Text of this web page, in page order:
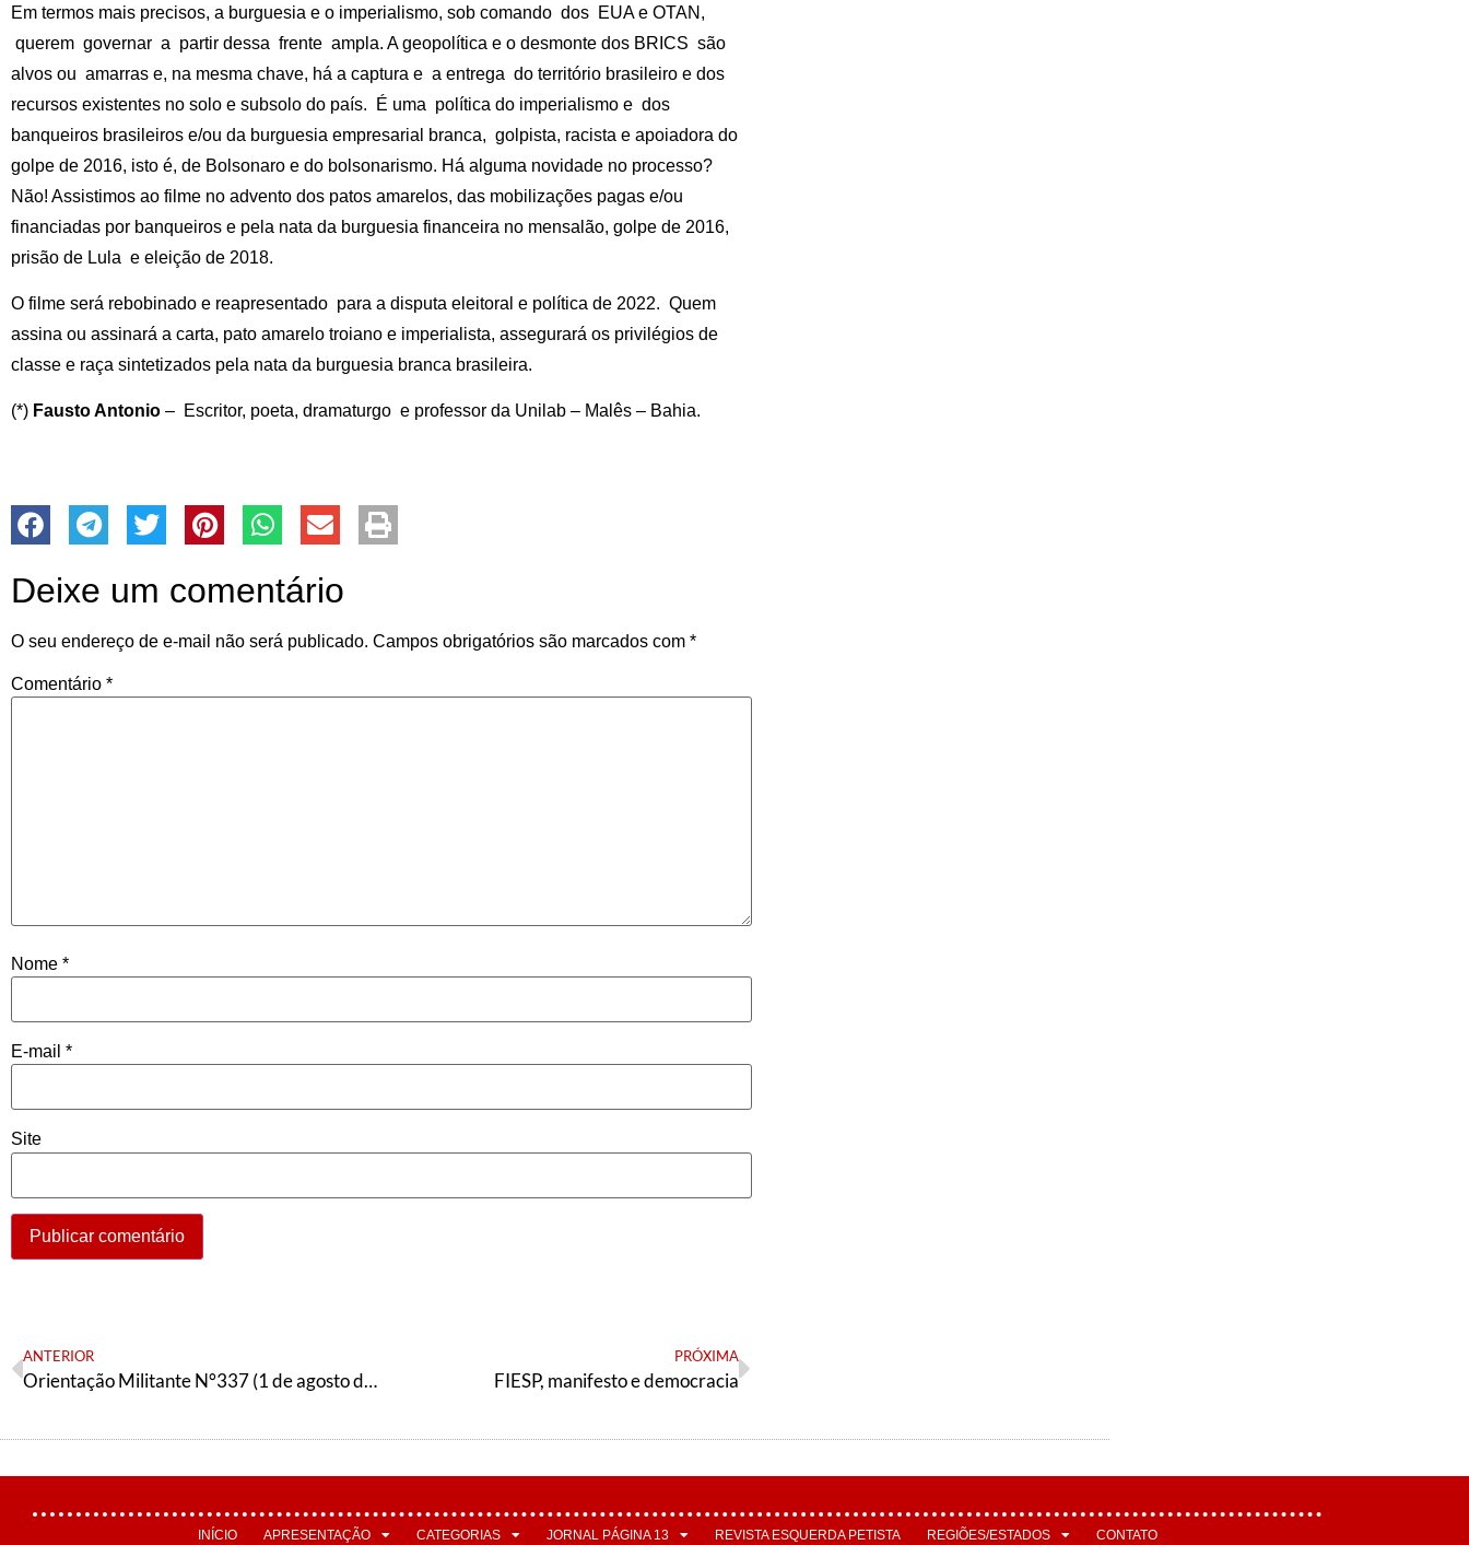
Em termos mais precisos, a burguesia e o imperialismo, sob comando dos EUA e OTAN,
querem governar a partir dessa frente ampla. A geopolítica e o desmonte dos BRICS são
alvos ou amarras e, na mesma chave, há a captura e a entrega do território brasileiro e dos
recursos existentes no solo e subsolo do país. É uma política do imperialismo e dos
banqueiros brasileiros e/ou da burguesia empresarial branca, golpista, racista e apoiadora do
golpe de 2016, isto é, de Bolsonaro e do bolsonarismo. Há alguma novidade no processo?
Não! Assistimos ao filme no advento dos patos amarelos, das mobilizações pagas e/ou
financiadas por banqueiros e pela nata da burguesia financeira no mensalão, golpe de 2016,
prisão de Lula e eleição de 2018.
O filme será rebobinado e reapresentado para a disputa eleitoral e política de 2022. Quem
assina ou assinará a carta, pato amarelo troiano e imperialista, assegurará os privilégios de
classe e raça sintetizados pela nata da burguesia branca brasileira.
(*) Fausto Antonio – Escritor, poeta, dramaturgo e professor da Unilab – Malês – Bahia.
Deixe um comentário
O seu endereço de e-mail não será publicado. Campos obrigatórios são marcados com *
Comentário *
Nome *
E-mail *
Site
ANTERIOR
Orientação Militante N°337 (1 de agosto de 2022)
PRÓXIMA
FIESP, manifesto e democracia
INÍCIO APRESENTAÇÃO CATEGORIAS JORNAL PÁGINA 13 REVISTA ESQUERDA PETISTA REGIÕES/ESTADOS CONTATO